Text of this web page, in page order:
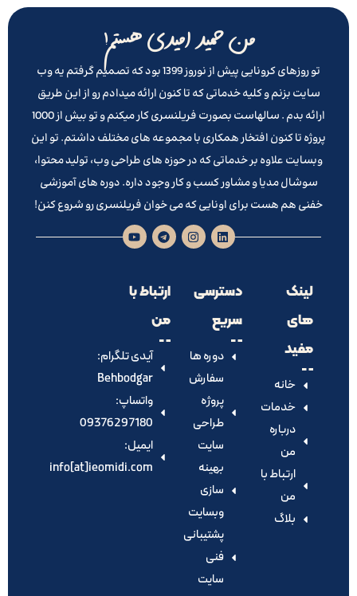
من حمید امیدی هستم!
تو روزهای کرونایی پیش از نوروز 1399 بود که تصمیم گرفتم یه وب
سایت بزنم و کلیه خدماتی که تا کنون ارائه میدادم رو از این طریق
ارائه بدم . سالهاست بصورت فریلنسری کار میکنم و تو بیش از 1000
پروژه تا کنون افتخار همکاری با مجموعه های مختلف داشتم. تو این
وبسایت علاوه بر خدماتی که در حوزه های طراحی وب، تولید محتوا،
سوشال مدیا و مشاور کسب و کار وجود داره. دوره های آموزشی
خفنی هم هست برای اونایی که می خوان فریلنسری رو شروع کنن!
لینک
های
مفید
خانه
خدمات
درباره
من
ارتباط با
من
بلاگ
دسترسی
سریع
دوره ها
سفارش
پروژه
طراحی
سایت
بهینه
سازی
وبسایت
پشتیبانی
فنی
سایت
ارتباط با
من
آیدی تلگرام:‌
Behbodgar
واتساپ:
09376297180
ایمیل:
info[at]ieomidi.com